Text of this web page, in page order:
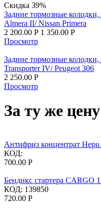
Скидка 39%
Задние тормозные
Almera II/ Nissan Primera
2 200.00 Р 1 350.00 Р
Просмотр
Задние тормозные
Transporter IV/ Peugeot 306
2 250.00 Р
Просмотр
За ту же
Антифриз концентрат
КОД:
700.00 Р
Бендикс стартера CARGO
КОД: 139850
720.00 Р